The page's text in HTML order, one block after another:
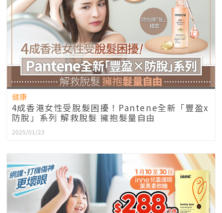
健康
4成香港女性受脫髮困擾！Pantene全新「豐盈x
防脫」系列 解救脫髮 擁抱髮量自由
2025/01/23